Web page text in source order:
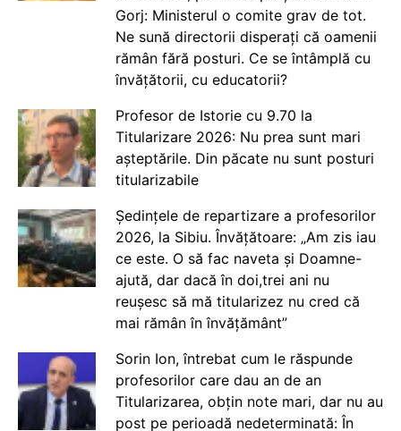
Gorj: Ministerul o comite grav de tot.
Ne sună directorii disperați că oamenii
rămân fără posturi. Ce se întâmplă cu
învățătorii, cu educatorii?
Profesor de Istorie cu 9.70 la
Titularizare 2026: Nu prea sunt mari
așteptările. Din păcate nu sunt posturi
titularizabile
Ședințele de repartizare a profesorilor
2026, la Sibiu. Învățătoare: „Am zis iau
ce este. O să fac naveta și Doamne-
ajută, dar dacă în doi,trei ani nu
reușesc să mă titularizez nu cred că
mai rămân în învățământ”
Sorin Ion, întrebat cum le răspunde
profesorilor care dau an de an
Titularizarea, obțin note mari, dar nu au
post pe perioadă nedeterminată: În